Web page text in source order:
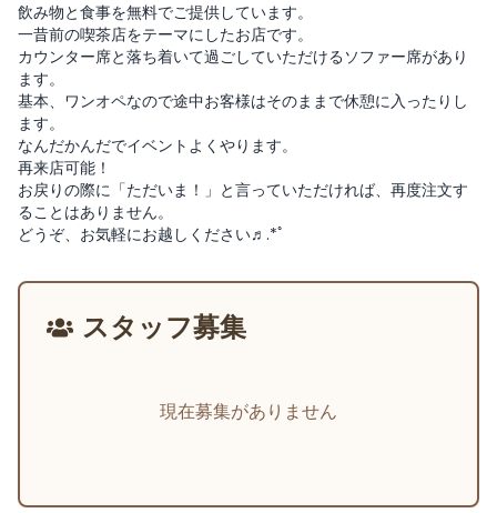
飲み物と食事を無料でご提供しています。
一昔前の喫茶店をテーマにしたお店です。
カウンター席と落ち着いて過ごしていただけるソファー席があり
ます。
基本、ワンオペなので途中お客様はそのままで休憩に入ったりし
ます。
なんだかんだでイベントよくやります。
再来店可能！
お戻りの際に「ただいま！」と言っていただければ、再度注文す
ることはありません。
どうぞ、お気軽にお越しください♬.*ﾟ
スタッフ募集
現在募集がありません